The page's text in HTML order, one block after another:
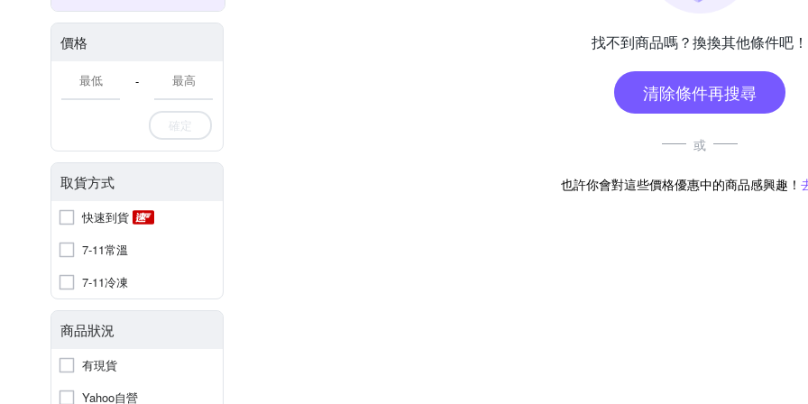
價格
-
確定
取貨方式
快速到貨
7-11常溫
7-11冷凍
商品狀況
有現貨
Yahoo自營
找不到商品嗎？換換其他條件吧！
清除條件再搜尋
或
也許你會對這些價格優惠中的商品感興趣！